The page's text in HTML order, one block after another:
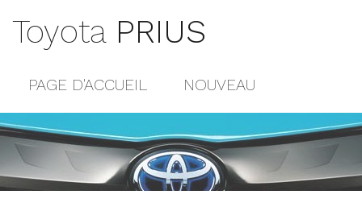
Toyota PRIUS
PAGE D'ACCUEIL NOUVEAU
POPULAIRE
CONTACTS